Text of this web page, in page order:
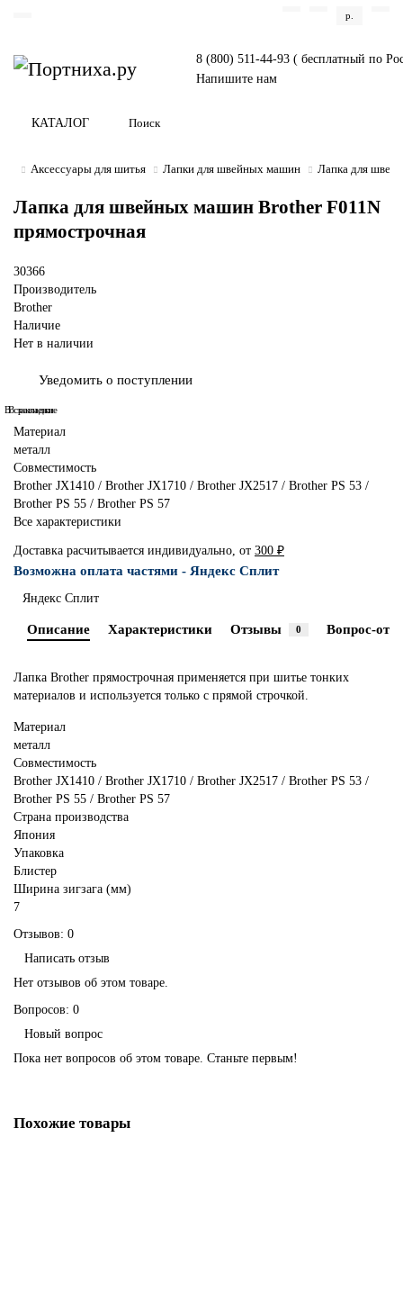
р.
8 (800) 511-44-93 ( бесплатный по
Напишите нам
КАТАЛОГ
Аксессуары для шитья Лапки для швейных машин Лапка для
Лапка для швейных машин Brother F011N
прямострочная
30366
Производитель
Brother
Наличие
Нет в наличии
Уведомить о поступлении
В закладки
В сравнение
Материал
металл
Совместимость
Brother JX1410 / Brother JX1710 / Brother JX2517 / Brother PS 53 /
Brother PS 55 / Brother PS 57
Все характеристики
Доставка расчитывается индивидуально, от 300 ₽
Возможна оплата частями - Яндекс Сплит
Яндекс Сплит
Описание Характеристики Отзывы 0 Вопрос-
Лапка Brother прямострочная применяется при шитье тонких
материалов и используется только с прямой строчкой.
Материал
металл
Совместимость
Brother JX1410 / Brother JX1710 / Brother JX2517 / Brother PS 53 /
Brother PS 55 / Brother PS 57
Страна производства
Япония
Упаковка
Блистер
Ширина зигзага (мм)
7
Отзывов: 0
Написать отзыв
Нет отзывов об этом товаре.
Вопросов: 0
Новый вопрос
Пока нет вопросов об этом товаре. Станьте первым!
Похожие товары